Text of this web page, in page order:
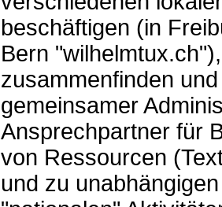
beschäftigen (in
Bern
zusammenfinden
gemeinsamer
Ansprechpartner für
von Ressourcen
und zu